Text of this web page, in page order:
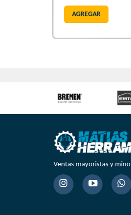
AGREGAR
Ventas mayoristas y